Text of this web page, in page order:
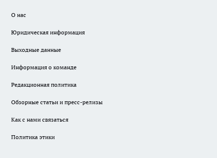
О нас
Юридическая информация
Выходные данные
Информация о команде
Редакционная политика
Обзорные статьи и пресс-релизы
Как с нами связаться
Политика этики